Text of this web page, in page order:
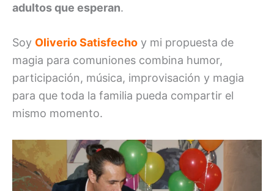
adultos que esperan.
Soy Oliverio Satisfecho y mi propuesta de
magia para comuniones combina humor,
participación, música, improvisación y magia
para que toda la familia pueda compartir el
mismo momento.